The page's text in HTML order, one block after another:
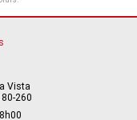
Vista
260